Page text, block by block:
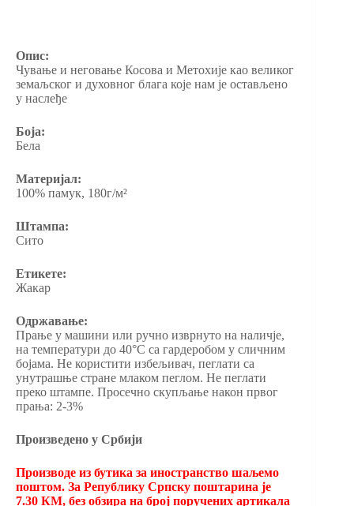
Опис:
Чување и неговање Косова и Метохије као великог
земаљског и духовног блага које нам је остављено
у наслеђе
Боја:
Бела
Материјал:
100% памук, 180г/м²
Штампа:
Сито
Етикете:
Жакар
Одржавање:
Прање у машини или ручно изврнуто на наличје,
на температури до 40°C са гардеробом у сличним
бојама. Не користити избељивач, пеглати са
унутрашње стране млаком пеглом. Не пеглати
преко штампе. Просечно скупљање након првог
прања: 2-3%
Произведено у Србији
Производе из бутика за иностранство шаљемо
поштом. За Републику Српску поштарина је
7.30 КМ, без обзира на број поручених артикала